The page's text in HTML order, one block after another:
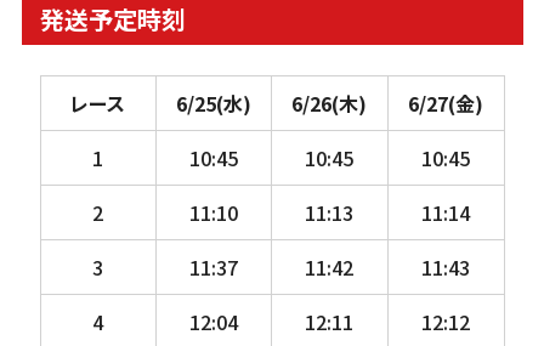
発送予定時刻
レース 6/25(水) 6/26(木) 6/27(金)
1
10:45 10:45
10:45
2
11:10 11:13
11:14
3
11:37 11:42
11:43
4
12:04 12:11
12:12